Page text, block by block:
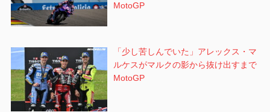
MotoGP
「少し苦しんでいた」アレックス・マ
ルケスがマルクの影から抜け出すまで
MotoGP